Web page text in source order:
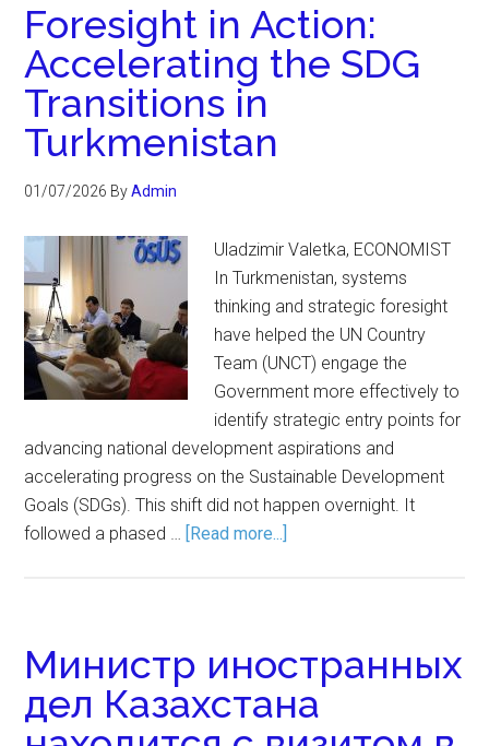
Foresight in Action:
Accelerating the SDG
Transitions in
Turkmenistan
01/07/2026 ByAdmin
Uladzimir Valetka, ECONOMIST
In Turkmenistan, systems
thinking and strategic foresight
have helped the UN Country
Team (UNCT) engage the
Government more effectively to
identify strategic entry points for
advancing national development aspirations and
accelerating progress on the Sustainable Development
Goals (SDGs). This shift did not happen overnight. It
followed a phased … [Read more...]
Министр иностранных
дел Казахстана